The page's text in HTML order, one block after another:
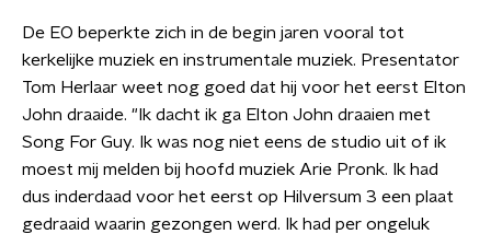
De EO beperkte zich in de begin jaren vooral tot
kerkelijke muziek en instrumentale muziek. Presentator
Tom Herlaar weet nog goed dat hij voor het eerst Elton
John draaide. "Ik dacht ik ga Elton John draaien met
Song For Guy. Ik was nog niet eens de studio uit of ik
moest mij melden bij hoofd muziek Arie Pronk. Ik had
dus inderdaad voor het eerst op Hilversum 3 een plaat
gedraaid waarin gezongen werd. Ik had per ongeluk